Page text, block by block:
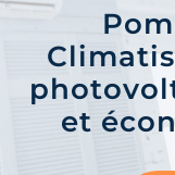
et